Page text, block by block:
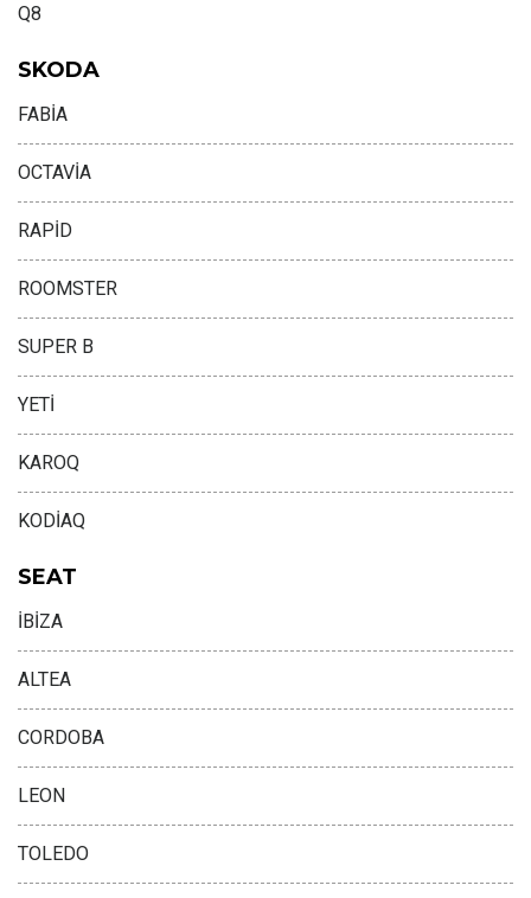
Q8
SKODA
FABİA
OCTAVİA
RAPİD
ROOMSTER
SUPER B
YETİ
KAROQ
KODİAQ
SEAT
İBİZA
ALTEA
CORDOBA
LEON
TOLEDO